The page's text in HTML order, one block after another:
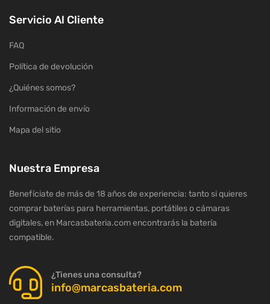
Servicio Al Cliente
FAQ
Política de devolución
¿Quiénes somos?
Información de envío
Mapa del sitio
Nuestra Empresa
Benefíciate de más de 18 años de experiencia: tanto si quieres
comprar baterías para herramientas, portátiles o cámaras
digitales, en Marcasbateria.com encontrarás la batería
compatible.
¿Tienes una consulta?
info@marcasbateria.com